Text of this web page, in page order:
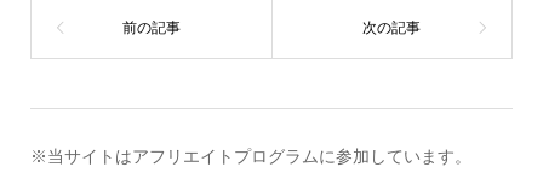
※当サイトはアフリエイトプログラムに参加しています。